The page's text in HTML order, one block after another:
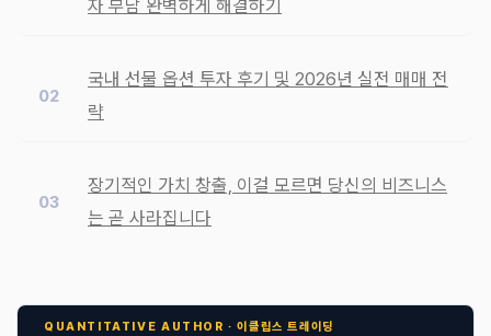
자 부담 완벽하게 해결하기
국내 선물 옵션 투자 후기 및 2026년 실전 매매 전
략
장기적인 가치 창출, 이걸 모르면 당신의 비즈니스
는 곧 사라집니다
QUANTITATIVE AUTHOR · 이클립스 트레이딩